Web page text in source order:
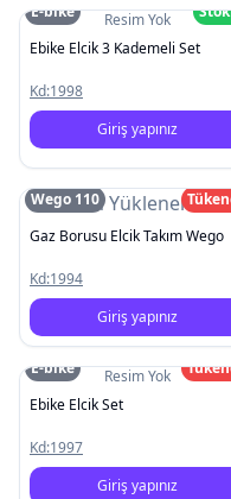
Resim Yok
E-bike
Ebike Elcik 3 Kademeli Set
Kd:1998
Giriş yapınız
Resim Yüklenemedi
Wego 110
Gaz Borusu Elcik Takım Wego
Kd:1994
Giriş yapınız
Resim Yok
E-bike
Ebike Elcik Set
Kd:1997
Giriş yapınız